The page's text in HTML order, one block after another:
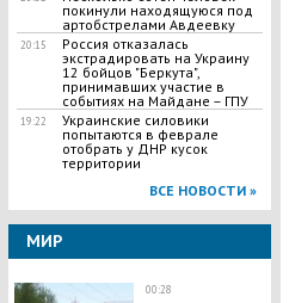
покинули находящуюся под
артобстрелами Авдеевку
20:15
Россия отказалась
экстрадировать на Украину
12 бойцов "Беркута",
принимавших участие в
событиях на Майдане – ГПУ
19:22
Украинские силовики
попытаются в феврале
отобрать у ДНР кусок
территории
ВСЕ НОВОСТИ »
МИР
00:28